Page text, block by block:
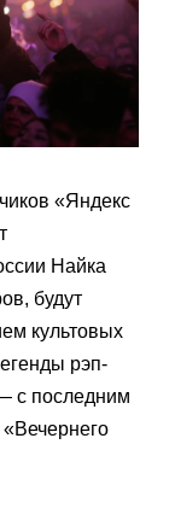
«Яндекс
Найка
будут
культовых
рэп-
с последним